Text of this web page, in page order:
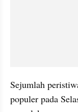
Sejumlah
populer pada